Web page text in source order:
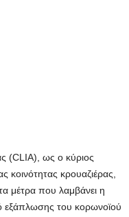
(CLIA), ως ο κύριος
κοινότητας κρουαζιέρας,
μέτρα που λαμβάνει η
εξάπλωσης του κορωνοϊού